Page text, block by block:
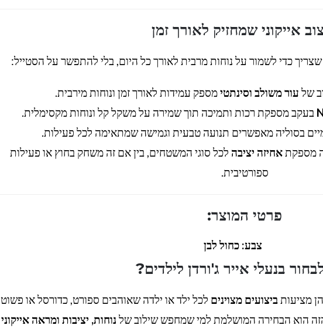
אייקוני שמחזיק לאורך זמן
כדי לשמור על נוחות מרבית לאורך כל היום, בלי להתפשר על הסטייל:
של עור משולב וסינתטימספק עמידות לאורך זמן ונוחות מירבית.
בעקב מספקת רכות ותמיכה תוך שמירה על משקל קל ונוחות מקסימלית.
בסוליה מאפשרים תנועה טבעית וגמישה שמתאימה לכל פעילות.
מספקתאחיזה יציבה לכל סוגי המשטחים, בין אם זה משחק בחוץ או פעילות
ספורטיבית.
פרטי המוצר:
צבע: כחול לבן
בנעלי אייר ג'ורדן לילדים?
מציעותביצועים מצוינים לכל ילד או ילדה שאוהבים ספורט, כדורסל או פשוט
הוא הבחירה המושלמת למי שמחפש שילוב של נוחות, יציבות ומראה אייקוני